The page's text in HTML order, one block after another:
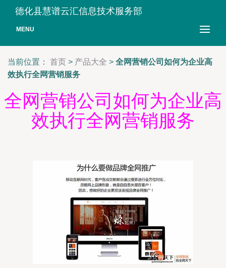
德化县慧谱云汇信息技术服务部
MENU
当前位置： 首页 > 产品大全 > 全网营销公司如何为企业高
效执行全网营销服务
全网营销公司如何为企业高
效执行全网营销服务